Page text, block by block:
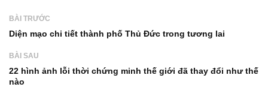
BÀI TRƯỚC
Diện mạo chi tiết thành phố Thủ Đức trong tương lai
BÀI SAU
22 hình ảnh lỗi thời chứng minh thế giới đã thay đổi như thế
nào